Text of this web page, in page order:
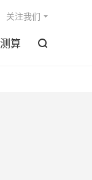
测算 
关注我们